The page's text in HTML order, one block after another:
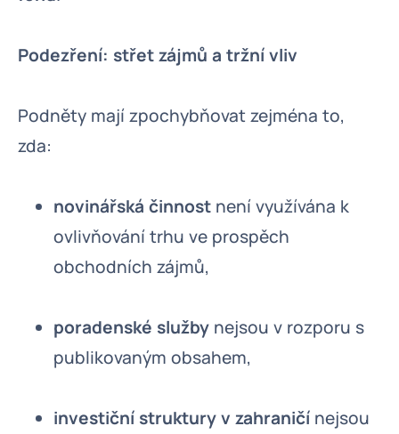
Podezření: střet zájmů a tržní vliv
Podněty mají zpochybňovat zejména to,
zda:
novinářská činnost není využívána k
ovlivňování trhu ve prospěch
obchodních zájmů,
poradenské služby nejsou v rozporu s
publikovaným obsahem,
investiční struktury v zahraničí nejsou